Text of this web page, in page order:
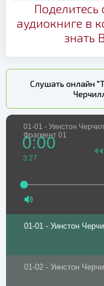
аудиокниге в
знать
Слушать онлайн
01-01 - Уинстон
Фрагмент 01
0:00
3:27
01-01 - Уинстон
01-02 - Уинстон